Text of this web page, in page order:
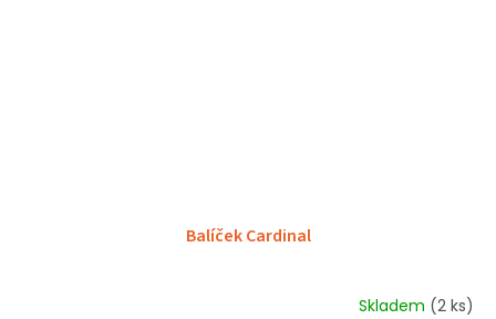
Balíček Cardinal
Skladem (2 ks)